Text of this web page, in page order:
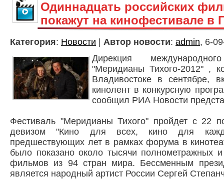
Одиннадцать российских
покажут на кинофестивале в
Категория: Новости Автор новости: admin, 6-
Дирекция
"Меридианы Тихого-2012" ,
Владивостоке в сентябре,
кинолент в конкурсную
сообщил РИА Новости
Фестиваль "Меридианы Тихого" пройдет с 22
девизом "Кино для всех, кино для
предшествующих лет в рамках форума в
было показано около тысячи полнометражных и
фильмов из 94 стран мира. Бессменным
является народный артист России Сергей